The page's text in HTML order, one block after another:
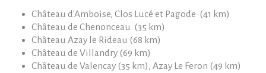
Château d'Amboise, Clos Lucé et Pagode (41 km)
Château de Chenonceau (35 km)
Château Azay le Rideau (68 km)
Château de Villandry (69 km)
Château de Valencay (35 km), Azay Le Feron (49 km)